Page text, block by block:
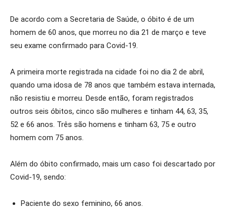
De acordo com a Secretaria de Saúde, o óbito é de um
homem de 60 anos, que morreu no dia 21 de março e teve
seu exame confirmado para Covid-19.
A primeira morte registrada na cidade foi no dia 2 de abril,
quando uma idosa de 78 anos que também estava internada,
não resistiu e morreu. Desde então, foram registrados
outros seis óbitos, cinco são mulheres e tinham 44, 63, 35,
52 e 66 anos. Três são homens e tinham 63, 75 e outro
homem com 75 anos.
Além do óbito confirmado, mais um caso foi descartado por
Covid-19, sendo:
Paciente do sexo feminino, 66 anos.